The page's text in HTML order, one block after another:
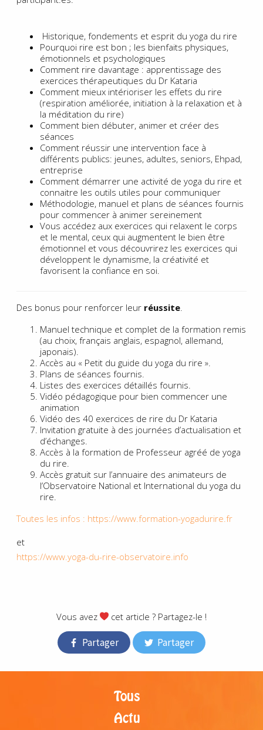
Historique, fondements et esprit du yoga du rire
Pourquoi rire est bon ; les bienfaits physiques,
émotionnels et psychologiques
Comment rire davantage : apprentissage des
exercices thérapeutiques du Dr Kataria
Comment mieux intérioriser les effets du rire
(respiration améliorée, initiation à la relaxation et à
la méditation du rire)
Comment bien débuter, animer et créer des
séances
Comment réussir une intervention face à
différents publics: jeunes, adultes, seniors, Ehpad,
entreprise
Comment démarrer une activité de yoga du rire et
connaitre les outils utiles pour communiquer
Méthodologie, manuel et plans de séances fournis
pour commencer à animer sereinement
Vous accédez aux exercices qui relaxent le corps
et le mental, ceux qui augmentent le bien être
émotionnel et vous découvrirez les exercices qui
développent le dynamisme, la créativité et
favorisent la confiance en soi.
Des bonus pour renforcer leur réussite.
Manuel technique et complet de la formation remis
(au choix, français anglais, espagnol, allemand,
japonais).
Accès au « Petit du guide du yoga du rire ».
Plans de séances fournis.
Listes des exercices détaillés fournis.
Vidéo pédagogique pour bien commencer une
animation
Vidéo des 40 exercices de rire du Dr Kataria
Invitation gratuite à des journées d’actualisation et
d’échanges.
Accès à la formation de Professeur agréé de yoga
du rire.
Accès gratuit sur l’annuaire des animateurs de
l’Observatoire National et International du yoga du
rire.
Toutes les infos : https://www.formation-yogadurire.fr
et
https://www.yoga-du-rire-observatoire.info
Vous avez
cet article ? Partagez-le !
Partager Partager
Tous
Actu